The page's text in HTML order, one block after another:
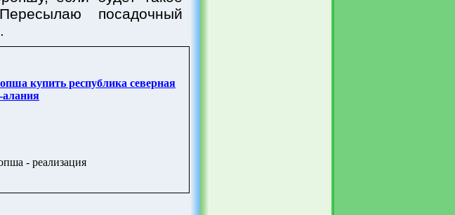
посадочный
купить республика северная
алания
- реализация